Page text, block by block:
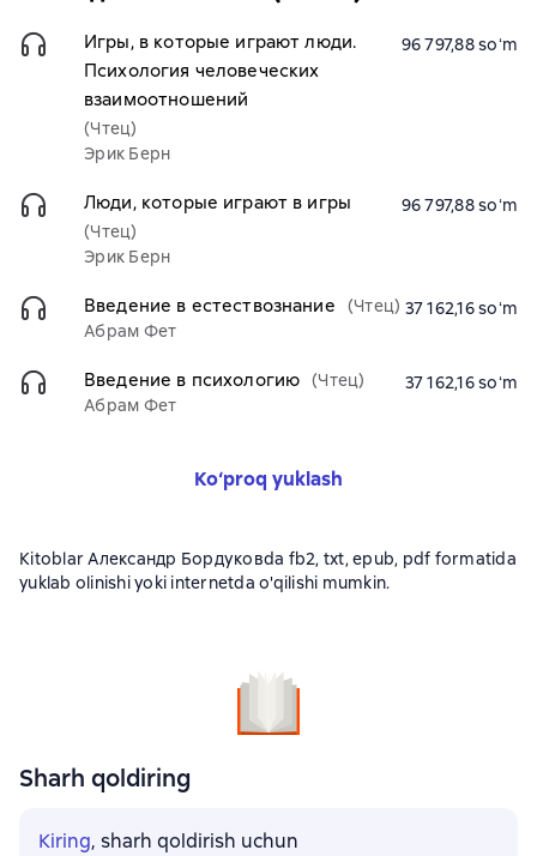
Игры, в которые играют люди.
Психология человеческих
взаимоотношений
(Чтец)
Эрик Берн
96 797,88 soʻm
Люди, которые играют в игры
(Чтец)
Эрик Берн
96 797,88 soʻm
Введение в естествознание
(Чтец)
Абрам Фет
37 162,16 soʻm
Введение в психологию (Чтец)
Абрам Фет
37 162,16 soʻm
Ko‘proq yuklash
Kitoblar Александр Бордуковda fb2, txt, epub, pdf formatida
yuklab olinishi yoki internetda o'qilishi mumkin.
Sharh qoldiring
Kiring, sharh qoldirish uchun